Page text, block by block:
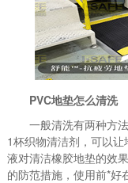
PVC地垫怎么清洗
一般清洗有两种方法
1杯织物清洁剂，可以
液对清洁橡胶地垫的效
的防范措施，使用前*好